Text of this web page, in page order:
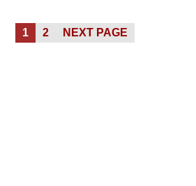
Posts
pagination
PAGE
1 PAGE
2 NEXT PAGE